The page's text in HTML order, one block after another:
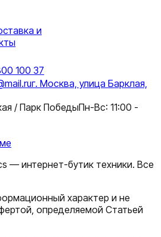
и
100 37
г. Москва, улица Барклая,
/ Парк ПобедыПн-Вс: 11:00 -
— интернет-бутик техники. Все
характер и не
определяемой Статьей